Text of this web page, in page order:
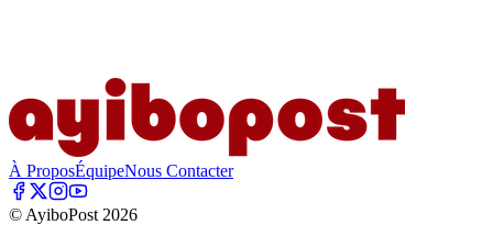
À ProposÉquipeNous Contacter
© AyiboPost 2026